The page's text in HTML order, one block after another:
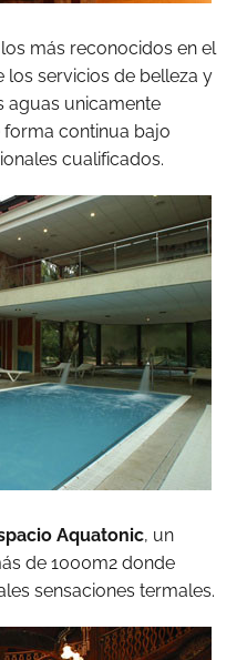
más reconocidos en el
los servicios de belleza y
aguas unicamente
continua bajo
cualificados.
Aquatonic, un
de 1000m2 donde
sensaciones termales.